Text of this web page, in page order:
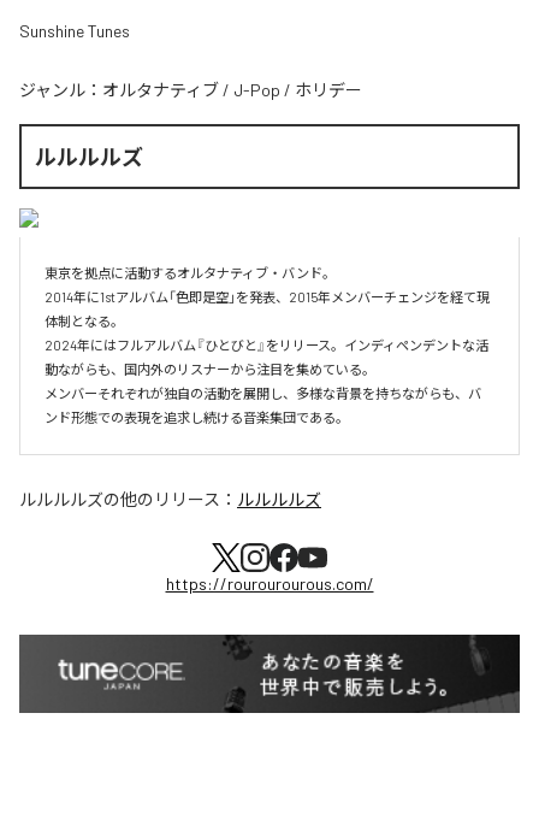
Sunshine Tunes
ジャンル： オルタナティブ / J-Pop / ホリデー
ルルルルズ
東京を拠点に活動するオルタナティブ・バンド。
2014年に1stアルバム「色即是空」を発表、2015年メンバーチェンジを経て現
体制となる。
2024年にはフルアルバム『ひとびと』をリリース。インディペンデントな活
動ながらも、国内外のリスナーから注目を集めている。
メンバーそれぞれが独自の活動を展開し、多様な背景を持ちながらも、バ
ンド形態での表現を追求し続ける音楽集団である。
ルルルルズの他のリリース： ルルルルズ
https://rourourourous.com/